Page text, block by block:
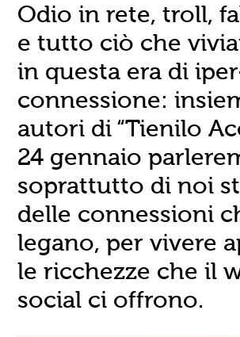
Odio in rete, troll,
e tutto ciò che
in questa era di
connessione:
autori di “Tienilo
24 gennaio
soprattutto di noi
delle connessioni
legano, per vivere
le ricchezze che il
social ci offrono.